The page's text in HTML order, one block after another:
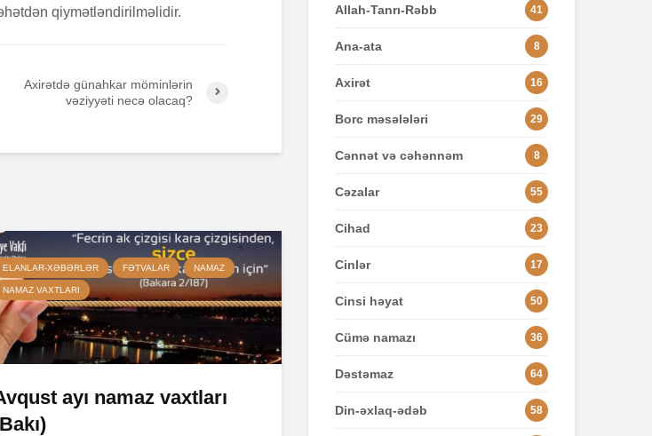
qiymətləndirilməlidir.
Axirətdə günahkar möminlərin
vəziyyəti necə olacaq?
ELANLAR-XƏBƏRLƏR FƏTVALAR NAMAZ
NAMAZ VAXTLARI
ayı namaz vaxtları
Allah-Tanrı-Rəbb 41
Ana-ata 8
Axirət 16
Borc məsələləri 29
Cənnət və cəhənnəm 8
Cəzalar 55
Cihad 23
Cinlər 17
Cinsi həyat 50
Cümə namazı 36
Dəstəmaz 64
Din-əxlaq-ədəb 58